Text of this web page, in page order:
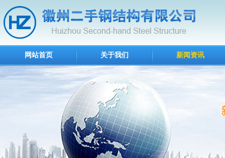
网站首页 关于我们 新闻资讯